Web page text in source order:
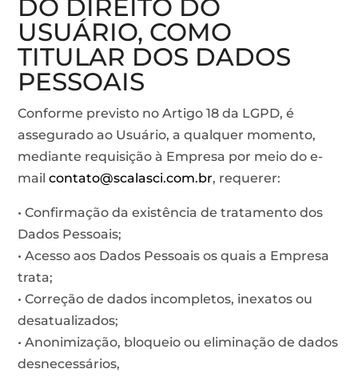
DO DIREITO DO
USUÁRIO, COMO
TITULAR DOS DADOS
PESSOAIS
Conforme previsto no Artigo 18 da LGPD, é
assegurado ao Usuário, a qualquer momento,
mediante requisição à Empresa por meio do e-
mailcontato@scalasci.com.br, requerer:
• Confirmação da existência de tratamento dos
Dados Pessoais;
• Acesso aos Dados Pessoais os quais a Empresa
trata;
• Correção de dados incompletos, inexatos ou
desatualizados;
• Anonimização, bloqueio ou eliminação de dados
desnecessários,